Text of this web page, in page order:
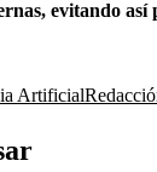
evitando así
Artificial